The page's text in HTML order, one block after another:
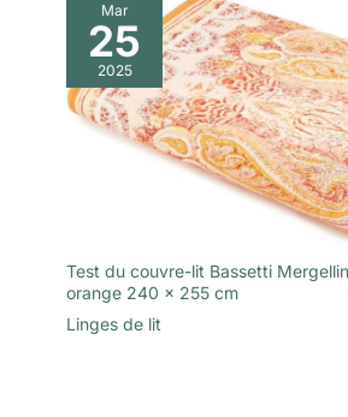
Mar
25
2025
Test du couvre-lit Bassetti
orange 240 x 255 cm
Linges de lit